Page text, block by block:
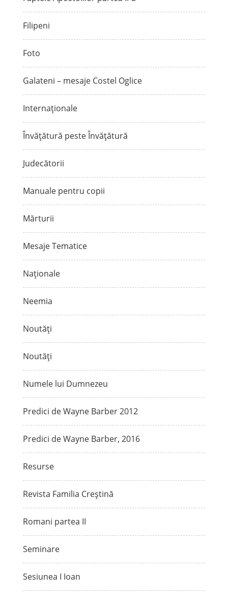
Filipeni
Foto
Galateni – mesaje Costel Oglice
Internaționale
Învățătură peste Învățătură
Judecătorii
Manuale pentru copii
Mărturii
Mesaje Tematice
Naționale
Neemia
Noutăți
Noutăți
Numele lui Dumnezeu
Predici de Wayne Barber 2012
Predici de Wayne Barber, 2016
Resurse
Revista Familia Creștină
Romani partea II
Seminare
Sesiunea I Ioan